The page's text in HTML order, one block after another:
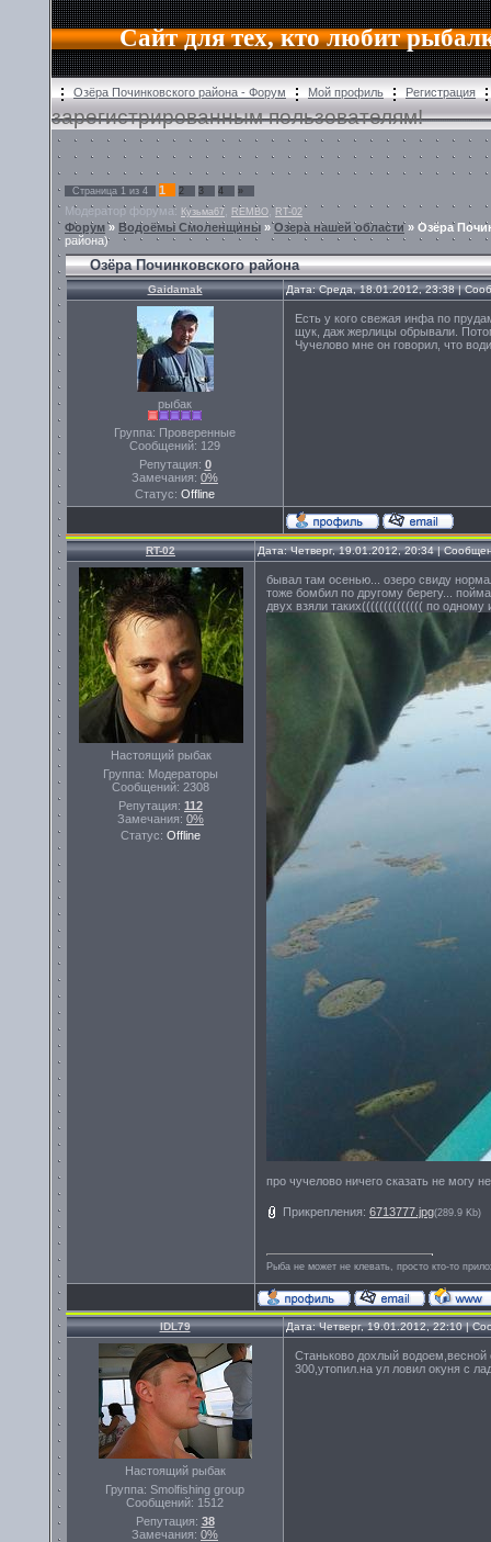
Сайт для тех, кто любит
Озёра Починковского района - Форум Мой профиль Регистрация
зарегистрированным пользователям!
Страница 1 из 4 1 2 3 4 »
Модератор форума: Кузьма67 REMBO , RT-02
Форум» Водоёмы Смоленщины »Озера нашей области» Озёра
района)
Озёра Починковского района
Gaidamak Дата: Среда, 18.01.2012, 23:38 |
рыбак
Группа: Проверенные
Сообщений: 129
Репутация: 0
Замечания: 0%
Статус: Offline
Есть у кого свежая инфа по
щук, даж жерлицы обрывали.
Чучелово мне он говорил, что
RT-02 Дата: Четверг, 19.01.2012, 20:34 |
Настоящий рыбак
Группа: Модераторы
Сообщений: 2308
Репутация: 112
Замечания: 0%
Статус: Offline
бывал там осенью... озеро свиду
тоже бомбил по другому берегу...
двух взяли таких(((((((((((((( по одному
про чучелово ничего сказать не могу
Прикрепления: 6713777.jpg(289.9 Kb)
Рыба не может не клевать, просто кто-то
IDL79 Дата: Четверг, 19.01.2012, 22:10 |
Настоящий рыбак
Группа: Smolfishing group
Сообщений: 1512
Репутация: 38
Замечания: 0%
Станьково дохлый водоем,весной
300,утопил.на ул ловил окуня с